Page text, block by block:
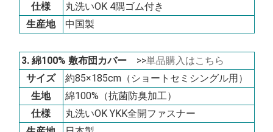
仕様
丸洗いOK 4隅ゴム付き
生産地
中国製
3. 綿100% 敷布団カバー >>単品購入はこちら
サイズ
約85×185cm（ショートセミシングル用）
生地
綿100%（抗菌防臭加工）
仕様
丸洗いOK YKK全開ファスナー